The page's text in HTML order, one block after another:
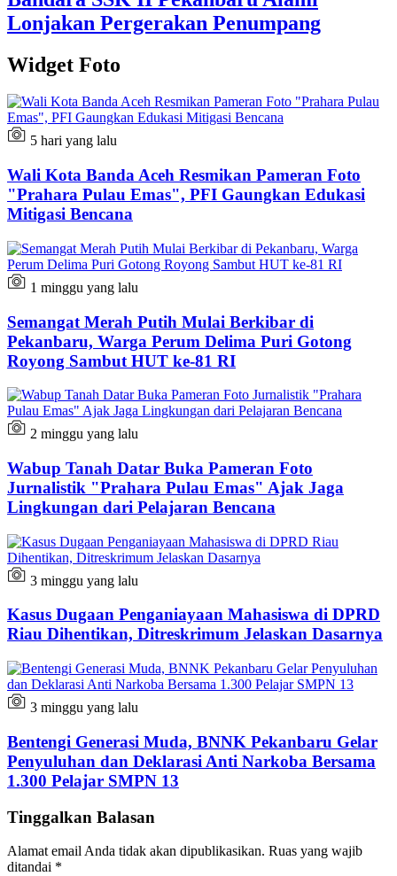
Lonjakan Pergerakan Penumpang
Widget Foto
5 hari yang lalu
Wali Kota Banda Aceh Resmikan Pameran Foto
"Prahara Pulau Emas", PFI Gaungkan Edukasi
Mitigasi Bencana
1 minggu yang lalu
Semangat Merah Putih Mulai Berkibar di
Pekanbaru, Warga Perum Delima Puri Gotong
Royong Sambut HUT ke-81 RI
2 minggu yang lalu
Wabup Tanah Datar Buka Pameran Foto
Jurnalistik "Prahara Pulau Emas" Ajak Jaga
Lingkungan dari Pelajaran Bencana
3 minggu yang lalu
Kasus Dugaan Penganiayaan Mahasiswa di DPRD
Riau Dihentikan, Ditreskrimum Jelaskan Dasarnya
3 minggu yang lalu
Bentengi Generasi Muda, BNNK Pekanbaru Gelar
Penyuluhan dan Deklarasi Anti Narkoba Bersama
1.300 Pelajar SMPN 13
Tinggalkan Balasan
Alamat email Anda tidak akan dipublikasikan. Ruas yang wajib
ditandai *